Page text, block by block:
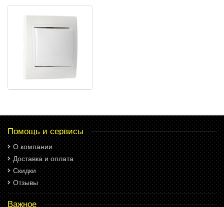
Помощь и сервисы
О компании
Доставка и оплата
Скидки
Отзывы
Важное